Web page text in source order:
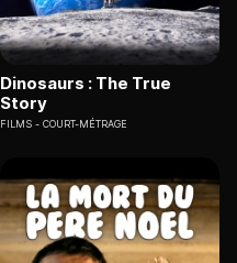
Dinosaurs : The True
Story
FILMS COURT-MÉTRAGE